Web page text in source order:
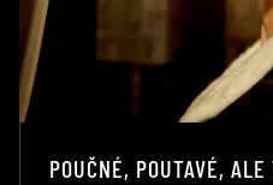
POUČNÉ, POUTAVÉ,